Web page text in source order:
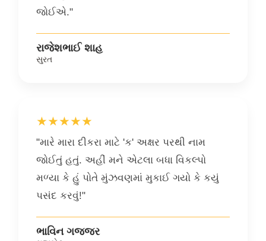
જોઈએ."
રાજેશભાઈ શાહ
સુરત
★★★★★
"મારે મારા દીકરા માટે 'ક' અક્ષર પરથી નામ
જોઈતું હતું. અહીં મને એટલા બધા વિકલ્પો
મળ્યા કે હું પોતે મુંઝવણમાં મુકાઈ ગયો કે કયું
પસંદ કરવું!"
ભાવિન ગજ્જર